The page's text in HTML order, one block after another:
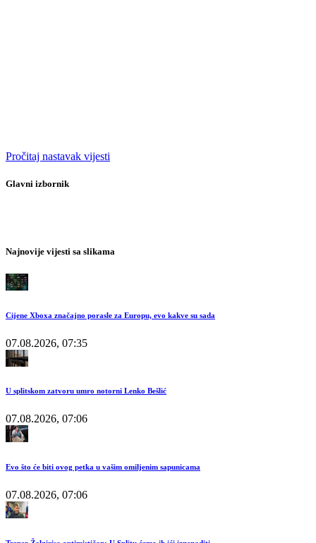
Pročitaj nastavak vijesti
Glavni izbornik
Najnovije vijesti sa slikama
Cijene Xboxa značajno porasle za Europu, evo kakve su sada
07.08.2026, 07:35
U splitskom zatvoru umro notorni Lenko Bešlić
07.08.2026, 07:06
Evo što će biti ovog petka u vašim omiljenim sapunicama
07.08.2026, 07:06